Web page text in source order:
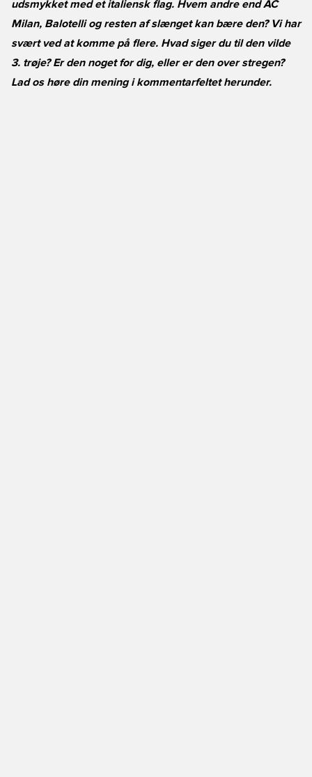
udsmykket med et italiensk flag. Hvem andre end AC
Milan, Balotelli og resten af slænget kan bære den? Vi har
svært ved at komme på flere. Hvad siger du til den vilde
3. trøje? Er den noget for dig, eller er den over stregen?
Lad os høre din mening i kommentarfeltet herunder.